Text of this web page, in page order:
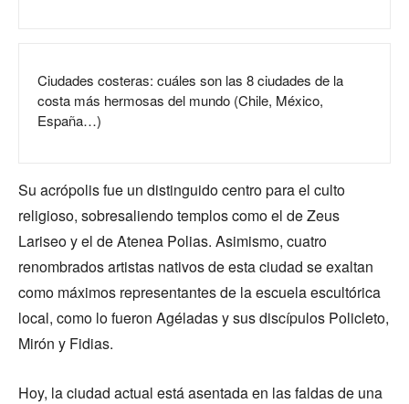
Ciudades costeras: cuáles son las 8 ciudades de la
costa más hermosas del mundo (Chile, México,
España…)
Su acrópolis fue un distinguido centro para el culto
religioso, sobresaliendo templos como el de Zeus
Lariseo y el de Atenea Polias. Asimismo, cuatro
renombrados artistas nativos de esta ciudad se exaltan
como máximos representantes de la escuela escultórica
local, como lo fueron Agéladas y sus discípulos Policleto,
Mirón y Fidias.
Hoy, la ciudad actual está asentada en las faldas de una